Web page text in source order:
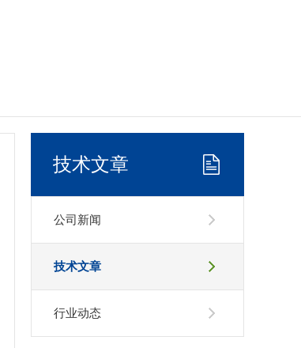
技术文章
公司新闻
技术文章
行业动态